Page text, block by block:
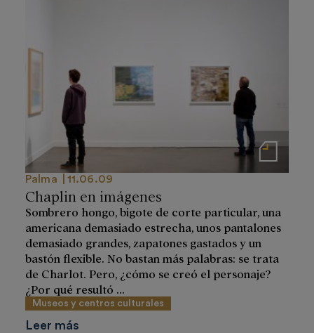
Notas de prensa
Palma 11.06.09
Chaplin en imágenes
Sombrero hongo, bigote de corte particular, una
americana demasiado estrecha, unos pantalones
demasiado grandes, zapatones gastados y un
bastón flexible. No bastan más palabras: se trata
de Charlot. Pero, ¿cómo se creó el personaje?
¿Por qué resultó ...
Museos y centros culturales
Leer más